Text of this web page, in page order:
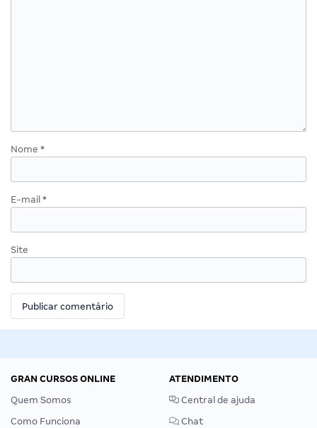
Nome *
E-mail *
Site
GRAN CURSOS ONLINE
Quem Somos
Como Funciona
ATENDIMENTO
Central de ajuda
Chat